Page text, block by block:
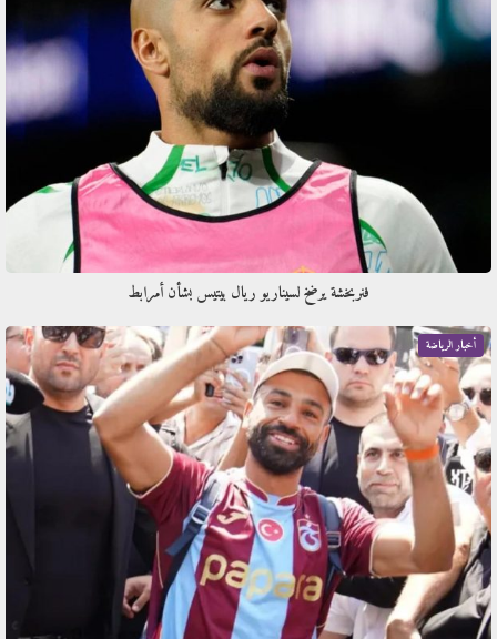
فنربخشة يرضخ لسيناريو ريال بيتيس بشأن أمرابط
أخبار الرياضة